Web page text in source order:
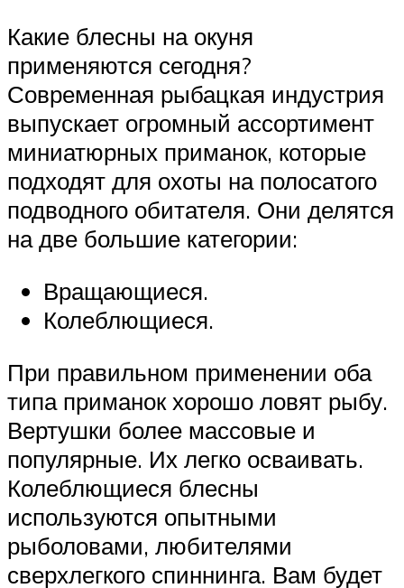
Какие блесны на окуня
применяются сегодня?
Современная рыбацкая индустрия
выпускает огромный ассортимент
миниатюрных приманок, которые
подходят для охоты на полосатого
подводного обитателя. Они делятся
на две большие категории:
Вращающиеся.
Колеблющиеся.
При правильном применении оба
типа приманок хорошо ловят рыбу.
Вертушки более массовые и
популярные. Их легко осваивать.
Колеблющиеся блесны
используются опытными
рыболовами, любителями
сверхлегкого спиннинга. Вам будет